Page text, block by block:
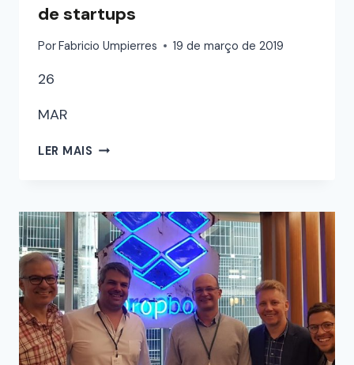
de startups
PorFabricio Umpierres 19 de março de 2019
26
MAR
LER MAIS